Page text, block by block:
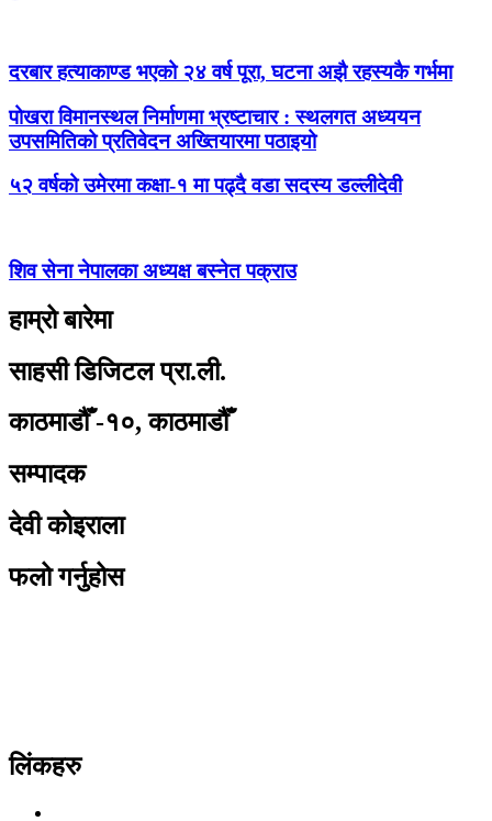
दरबार हत्याकाण्ड भएको २४ वर्ष पूरा, घटना अझै रहस्यकै गर्भमा
पोखरा विमानस्थल निर्माणमा भ्रष्टाचार : स्थलगत अध्ययन
उपसमितिको प्रतिवेदन अख्तियारमा पठाइयो
५२ वर्षको उमेरमा कक्षा-१ मा पढ्दै वडा सदस्य डल्लीदेवी
शिव सेना नेपालका अध्यक्ष बस्नेत पक्राउ
हाम्रो बारेमा
साहसी डिजिटल प्रा.ली.
काठमाडौँ -१०, काठमाडौँ
सम्पादक
देवी कोइराला
फलो गर्नुहोस
लिंकहरु